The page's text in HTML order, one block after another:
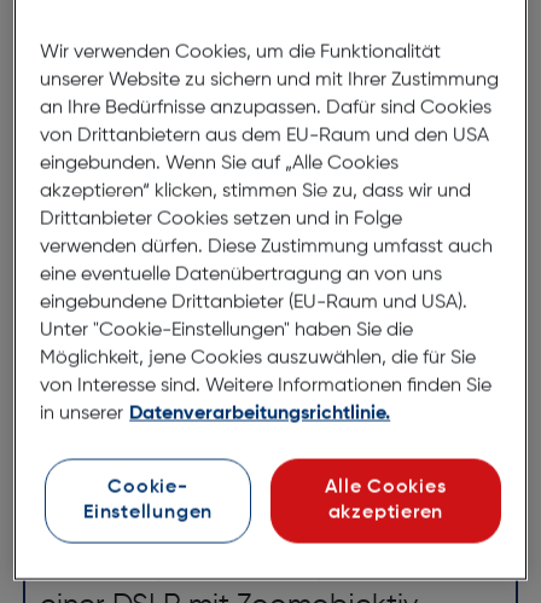
Benro Roadtrip Pro Alu Stativ
schwarz
Das MeFOTO RoadTrip Pro Stativ
von Benro ist ein eleganter,
tragbarer Reisebegleiter.
Vollgepackt mit unglaublichen Funktionen
und Vielseitigkeit, hat dieses einzigartige
Stativ alles, was Sie brauchen, wenn Sie
unterwegs sind.
Mit einem Gewicht von nur 3,6 lbs,
aber einer Tragfähigkeit von 17,6
lbs, unterstützt dieses Stativ alles
von Point-and-Shoot bis hin zu
Wir verwenden Cookies, um die Funktionalität
unserer Website zu sichern und mit Ihrer Zustimmung
an Ihre Bedürfnisse anzupassen. Dafür sind Cookies
von Drittanbietern aus dem EU-Raum und den USA
eingebunden. Wenn Sie auf „Alle Cookies
akzeptieren“ klicken, stimmen Sie zu, dass wir und
Drittanbieter Cookies setzen und in Folge
verwenden dürfen. Diese Zustimmung umfasst auch
eine eventuelle Datenübertragung an von uns
eingebundene Drittanbieter (EU-Raum und USA).
Unter "Cookie-Einstellungen" haben Sie die
Möglichkeit, jene Cookies auszuwählen, die für Sie
von Interesse sind. Weitere Informationen finden Sie
in unserer Datenverarbeitungsrichtlinie.
Cookie-
Einstellungen
Alle Cookies
akzeptieren